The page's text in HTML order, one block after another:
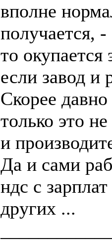
вполне
получается, -
то окупается
если завод и
Скорее
только это
и
Да и сами
ндс с
других ...